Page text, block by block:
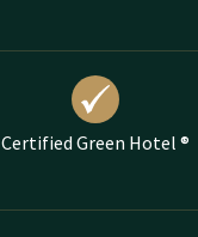
Certified Green Hotel ®